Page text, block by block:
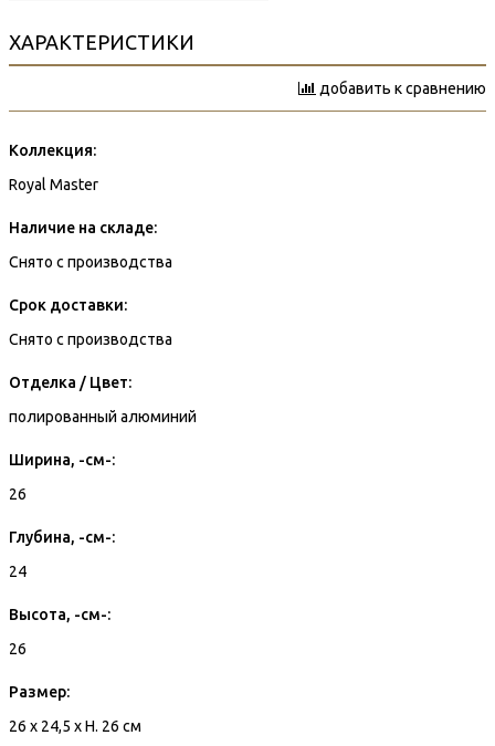
ХАРАКТЕРИСТИКИ
добавить к сравнению
Коллекция:
Royal Master
Наличие на складе:
Снято с производства
Срок доставки:
Снято с производства
Отделка / Цвет:
полированный алюминий
Ширина, -см-:
26
Глубина, -см-:
24
Высота, -см-:
26
Размер:
26 x 24,5 x H. 26 см